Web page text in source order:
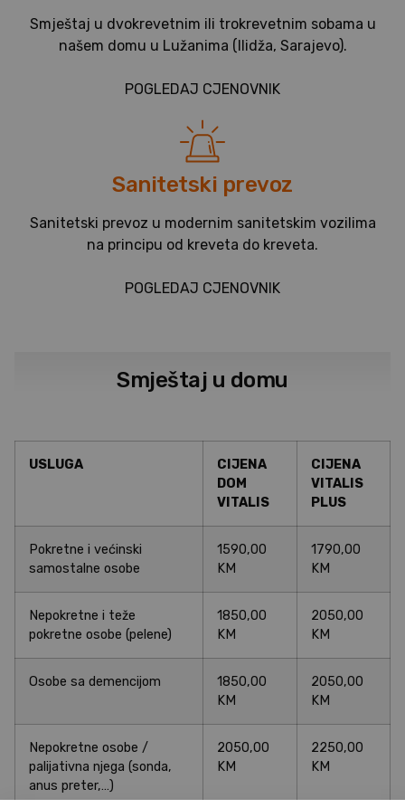
Smještaj u dvokrevetnim ili trokrevetnim sobama u
našem domu u Lužanima (Ilidža, Sarajevo).
POGLEDAJ CJENOVNIK
Sanitetski prevoz
Sanitetski prevoz u modernim sanitetskim vozilima
na principu od kreveta do kreveta.
POGLEDAJ CJENOVNIK
Smještaj u domu
USLUGA
CIJENA
DOM
VITALIS
CIJENA
VITALIS
PLUS
Pokretne i većinski
samostalne osobe
1590,00
KM
1790,00
KM
Nepokretne i teže
pokretne osobe (pelene)
1850,00
KM
2050,00
KM
Osobe sa demencijom
1850,00
KM
2050,00
KM
Nepokretne osobe /
palijativna njega (sonda,
anus preter,…)
2050,00
KM
2250,00
KM